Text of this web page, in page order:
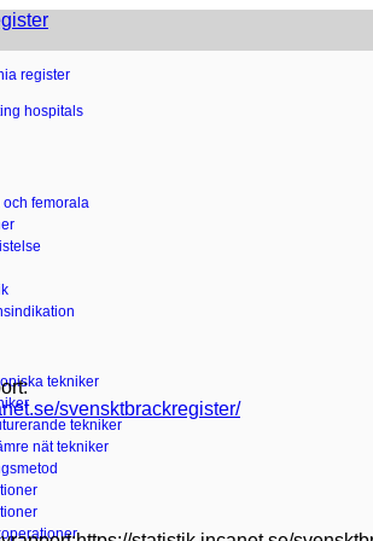
register
hospitals
och femorala
tekniker
tekniker
nät tekniker
svensktbrackregister/